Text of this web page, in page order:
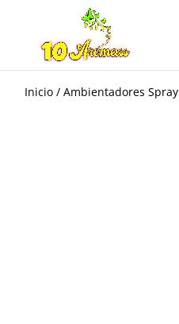
Inicio /Ambientadores Spray